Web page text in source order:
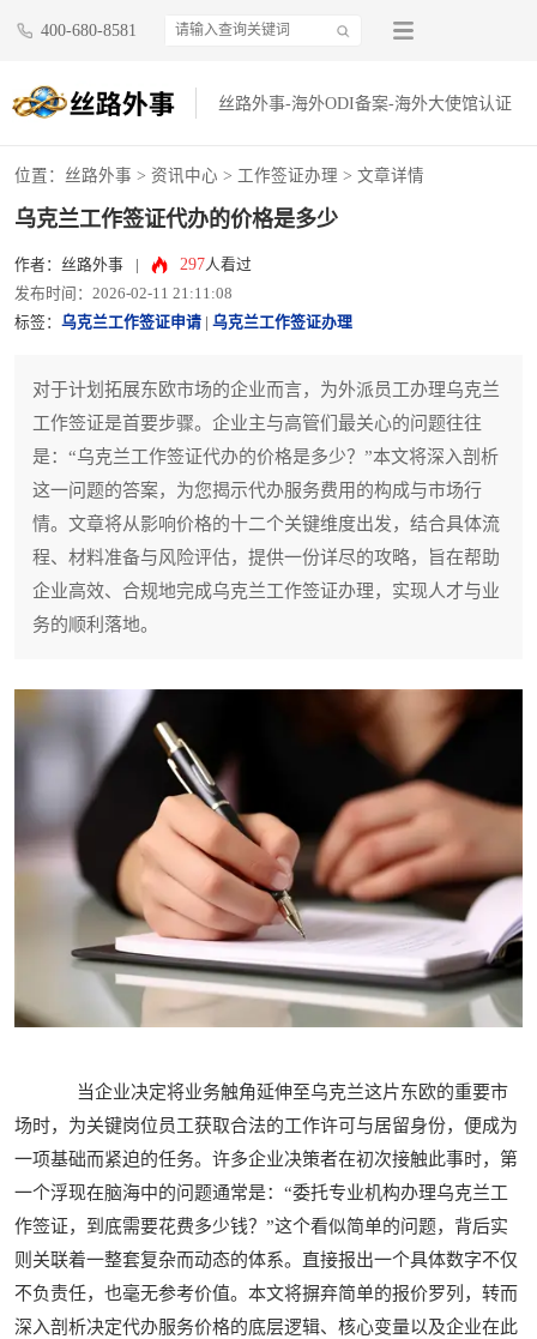
400-680-8581
丝路外事-海外ODI备案-海外大使馆认证
位置： 丝路外事 > 资讯中心 > 工作签证办理 > 文章详情
乌克兰工作签证代办的价格是多少
作者：丝路外事 297人看过
发布时间：2026-02-11 21:11:08
标签： 乌克兰工作签证申请 乌克兰工作签证办理
对于计划拓展东欧市场的企业而言，为外派员工办理乌克兰
工作签证是首要步骤。企业主与高管们最关心的问题往往
是：“乌克兰工作签证代办的价格是多少？”本文将深入剖析
这一问题的答案，为您揭示代办服务费用的构成与市场行
情。文章将从影响价格的十二个关键维度出发，结合具体流
程、材料准备与风险评估，提供一份详尽的攻略，旨在帮助
企业高效、合规地完成乌克兰工作签证办理，实现人才与业
务的顺利落地。
当企业决定将业务触角延伸至乌克兰这片东欧的重要市
场时，为关键岗位员工获取合法的工作许可与居留身份，便成为
一项基础而紧迫的任务。许多企业决策者在初次接触此事时，第
一个浮现在脑海中的问题通常是：“委托专业机构办理乌克兰工
作签证，到底需要花费多少钱？”这个看似简单的问题，背后实
则关联着一整套复杂而动态的体系。直接报出一个具体数字不仅
不负责任，也毫无参考价值。本文将摒弃简单的报价罗列，转而
深入剖析决定代办服务价格的底层逻辑、核心变量以及企业在此